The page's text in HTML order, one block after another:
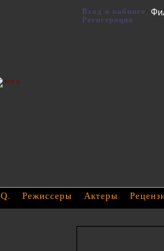
Режиссеры Актеры
Вход в кабинет
Регистрация